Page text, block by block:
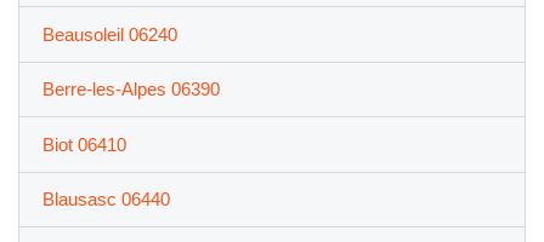
Beausoleil 06240
Berre-les-Alpes 06390
Biot 06410
Blausasc 06440